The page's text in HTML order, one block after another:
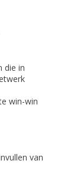
die in
win-win
van